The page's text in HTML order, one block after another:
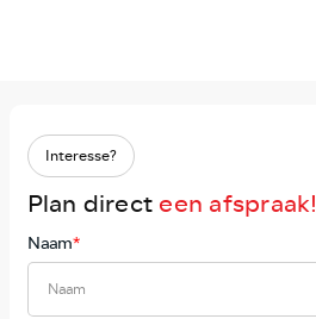
Interesse?
Plan directeen afspraak!
Naam*